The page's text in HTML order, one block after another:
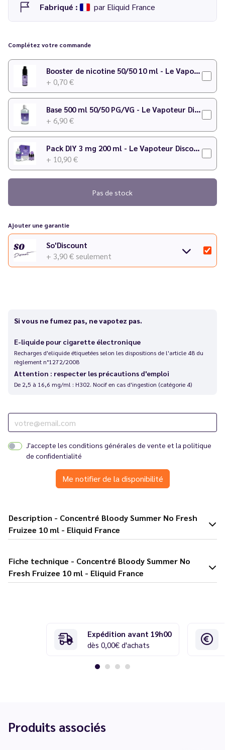
Fabriqué : par Eliquid France
– Eliquid France
Dosage conseillé: 15 % dans une base 50/50 PG/VG
Temps de maturation
N'hésitez pas à consulter notrecalculateur DIYpour faire
votre préparation !
Complétez votre commande
Booster de nicotine 50/50 10 ml - Le Vapoteur Discount
+ 0,70 €
Base 500 ml 50/50 PG/VG - Le Vapoteur Discount
+ 6,90 €
Pack DIY 3 mg 200 ml - Le Vapoteur Discount
+ 10,90 €
Pas de stock
Ajouter une garantie
So'Discount
+ 3,90 € seulement
Si vous ne fumez pas, ne vapotez pas.
E-liquide pour cigarette électronique
Recharges d'eliquide étiquetées selon les dispositions de l'article 48 du
règlement n°1272/2008
Attention : respecter les précautions d'emploi
De 2,5 à 16,6 mg/ml : H302. Nocif en cas d'ingestion (catégorie 4)
J'accepte les conditions générales de vente et la politique
de confidentialité
Me notifier de la disponibilité
Description - Concentré Bloody Summer No Fresh
Fruizee 10 ml - Eliquid France
Fiche technique - Concentré Bloody Summer No
Fresh Fruizee 10 ml - Eliquid France
Expédition avant 19h00
dès 0,00€ d'achats
Produits associés